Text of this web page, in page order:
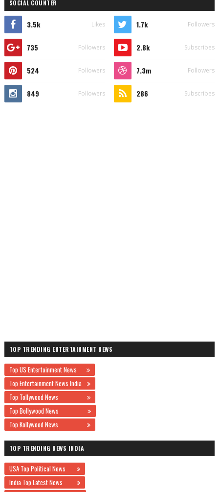
SOCIAL COUNTER
3.5k Likes 1.7k Followers
735 Followers 2.8k Subscribes
524 Followers 7.3m Followers
849 Followers 286 Subscribes
TOP TRENDING ENTERTAINMENT NEWS
Top US Entertainment News
Top Entertainment News India
Top Tollywood News
Top Bollywood News
Top Kollywood News
TOP TRENDING NEWS INDIA
USA Top Political News
India Top Latest News